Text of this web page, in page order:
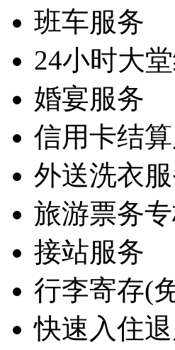
班车服务
24小时大
婚宴服务
信用卡结
外送洗衣
旅游票务
接站服务
行李寄存(
快速入住